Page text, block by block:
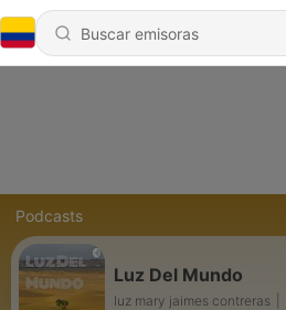
Podcasts
Luz Del Mundo
luz mary jaimes contreras